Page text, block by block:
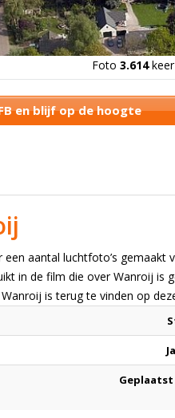
Foto 3.614keer
en blijf op de hoogte
een aantal luchtfoto’s
in de film die over Wanroij is
is terug te vinden op